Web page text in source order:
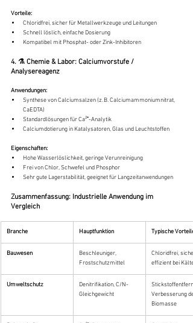
Vorteile:
Chloridfrei, sicher für Metallwerkzeuge und Leitungen
Schnell löslich, einfache Dosierung
Kompatibel mit Phosphat- oder Zink-Inhibitoren
4. ⚗️ Chemie & Labor: Calciumvorstufe /
Analysereagenz
Anwendungen:
Synthese von Calciumsalzen (z. B. Calciumammoniumnitrat,
CaEDTA)
Standardlösungen für Ca²⁺-Analytik
Calciumdotierung in Katalysatoren, Glas und Leuchtstoffen
Eigenschaften:
Hohe Wasserlöslichkeit, geringe Verunreinigung
Frei von Chlor, Schwefel und Phosphor
Sehr gute Lagerstabilität, geeignet für Langzeitanwendungen
Zusammenfassung: Industrielle Anwendung im
Vergleich
Branche Hauptfunktion Typische Vorteile
Bauwesen
Beschleuniger,
Frostschutzmittel
Chloridfrei,
effizient bei Kälte
Umweltschutz
Denitrifikation, C/N-
Gleichgewicht
Verbesserung
Biomasse